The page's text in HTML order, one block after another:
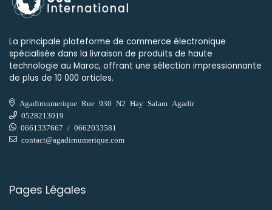
La principale plateforme de commerce électronique
spécialisée dans la livraison de produits de haute
technologie au Maroc, offrant une sélection impressionnante
de plus de 10 000 articles.
Agadirnumerique Rue 930 N2 Hay Salam Agadir
0528213019
0661337667 / 0662033581
contact@agadirnumerique.com
Pages Légales